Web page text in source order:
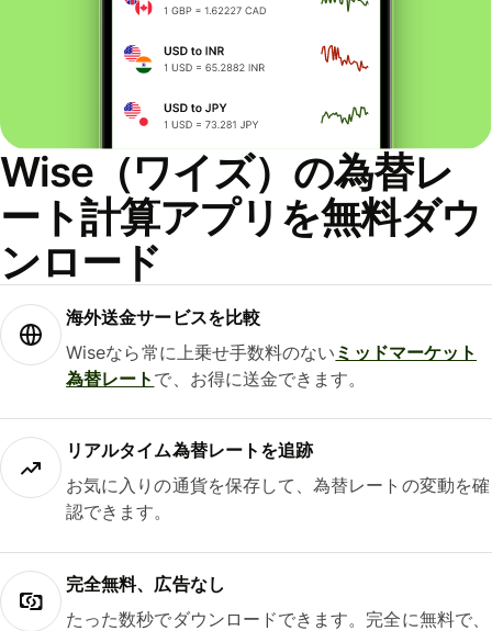
Wise（ワイズ）の為替レ
ート計算アプリを無料ダウ
ンロード
海外送金サービスを比較
Wiseなら常に上乗せ手数料のない ミッドマーケット
為替レート で、お得に送金できます。
リアルタイム為替レートを追跡
お気に入りの通貨を保存して、為替レートの変動を確
認できます。
完全無料、広告なし
たった数秒でダウンロードできます。完全に無料で、